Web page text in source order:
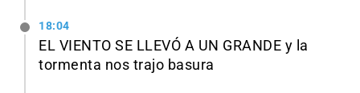
18:04
EL VIENTO SE LLEVÓ A UN GRANDE y la
tormenta nos trajo basura